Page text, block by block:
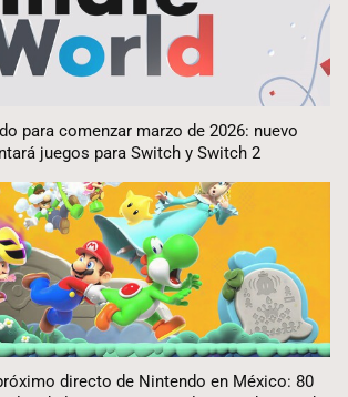
para comenzar marzo de 2026: nuevo
juegos para Switch y Switch 2
directo de Nintendo en México: 80